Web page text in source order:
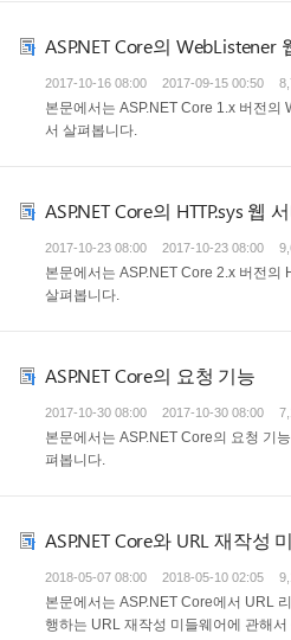
ASP.NET Core의 WebListener
2017-10-16 08:00 2017-09-15 00:50
본문에서는 ASP.NET Core 1.x 버전의
서 살펴봅니다.
ASP.NET Core의 HTTP.sys 웹
2017-10-23 08:00 2017-10-23 08:00
본문에서는 ASP.NET Core 2.x 버전의
살펴봅니다.
ASP.NET Core의 요청 기능
2017-10-30 08:00 2017-10-30 08:00
본문에서는 ASP.NET Core의 요청 기
펴봅니다.
ASP.NET Core와 URL 재작성
2018-05-07 08:00 2018-05-10 02:05
본문에서는 ASP.NET Core에서 URL
행하는 URL 재작성 미들웨어에 관해